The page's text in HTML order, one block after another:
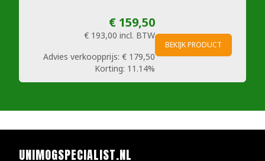
€ 159,50
€ 193,00 incl. BTW
Advies verkoopprijs: € 179,50
Korting: 11.14%
BEKIJK PRODUCT
UNIMOGSPECIALIST.NL